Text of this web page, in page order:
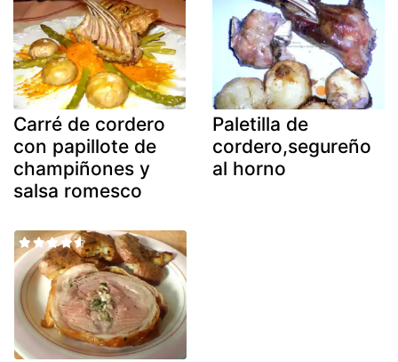
Carré de cordero
con papillote de
champiñones y
salsa romesco
Paletilla de
cordero,segureño
al horno